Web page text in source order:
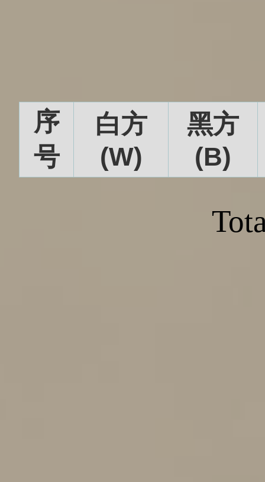
序
号
白方
(W)
黑方
(B)